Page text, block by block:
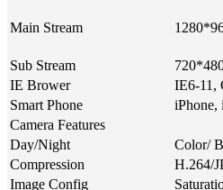
Main Stream
Sub Stream
IE Brower
IE6-11,
Smart Phone
iPhone,
Camera Features
Day/Night
Color/
Compression
H.264/
Image Config